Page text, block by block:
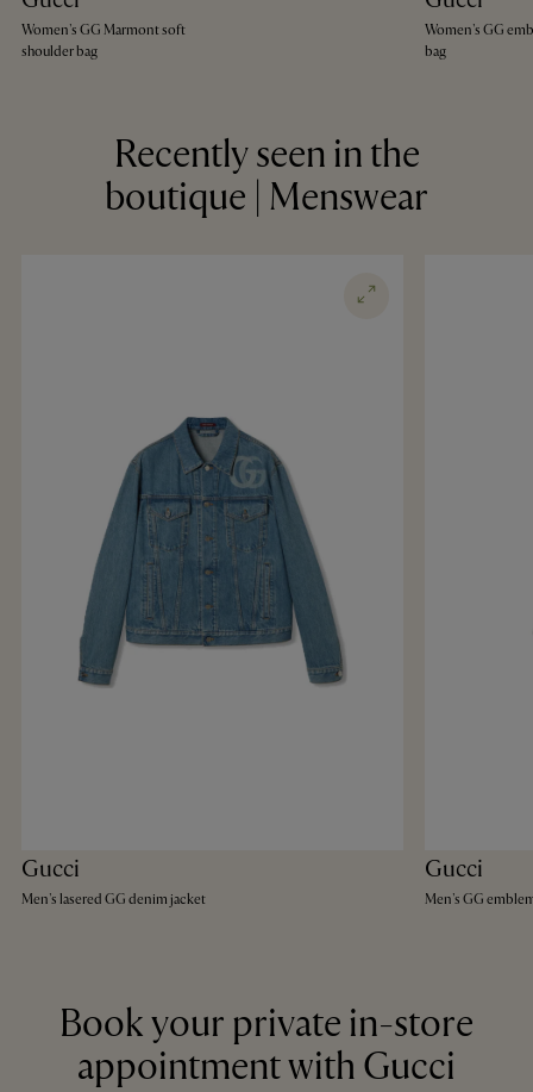
Women's GG Marmont soft
shoulder bag
Women's GG
bag
Recently seen in the
boutique | Menswear
Gucci
Men's lasered GG denim jacket
Gucci
Men's GG
Book your private in-store
appointment with Gucci